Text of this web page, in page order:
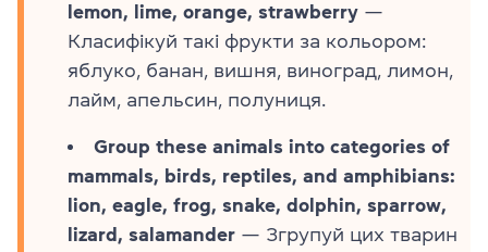
lemon, lime, orange, strawberry —
Класифікуй такі фрукти за кольором:
яблуко, банан, вишня, виноград, лимон,
лайм, апельсин, полуниця.
Group these animals into categories of
mammals, birds, reptiles, and amphibians:
lion, eagle, frog, snake, dolphin, sparrow,
lizard, salamander — Згрупуй цих тварин